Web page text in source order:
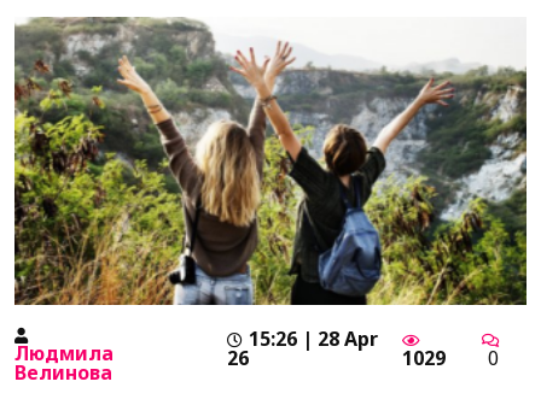
Людмила
Велинова
15:26 | 28 Apr
26 1029 0